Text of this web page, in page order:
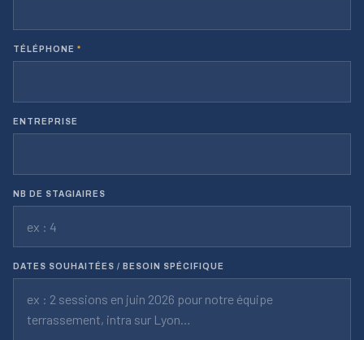
TÉLÉPHONE *
ENTREPRISE
NB DE STAGIAIRES
DATES SOUHAITÉES / BESOIN SPÉCIFIQUE